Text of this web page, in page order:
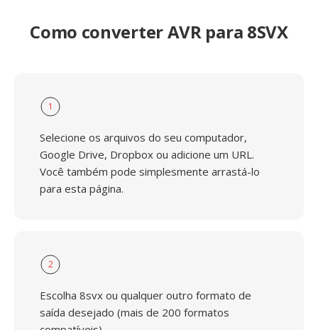
Como converter AVR para 8SVX
1
Selecione os arquivos do seu computador,
Google Drive, Dropbox ou adicione um URL.
Você também pode simplesmente arrastá-lo
para esta página.
2
Escolha 8svx ou qualquer outro formato de
saída desejado (mais de 200 formatos